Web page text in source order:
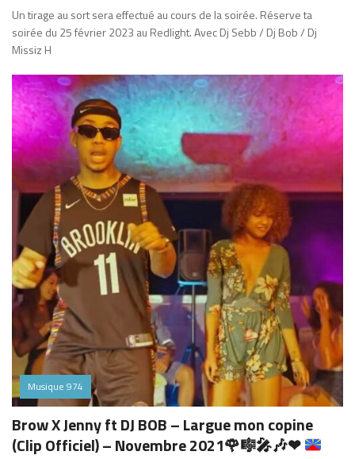
Un tirage au sort sera effectué au cours de la soirée. Réserve ta
soirée du 25 février 2023 au Redlight. Avec Dj Sebb / Dj Bob / Dj
Missiz H
Musique 974
Brow X Jenny ft DJ BOB – Largue mon copine
(Clip Officiel) – Novembre 2021🌹🎼🎤🎶❤